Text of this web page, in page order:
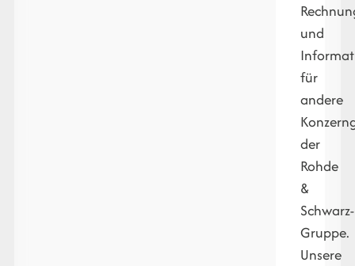
und
für
andere
der
Rohde
&
Schwarz-
Gruppe.
Unsere